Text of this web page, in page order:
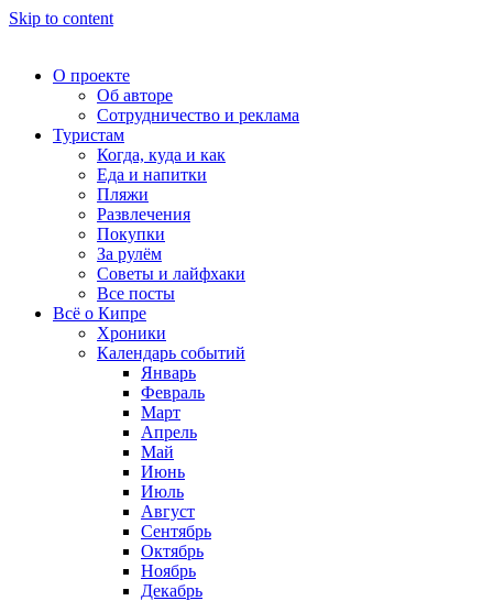
Skip to content
О проекте
Об авторе
Сотрудничество и реклама
Туристам
Когда, куда и как
Еда и напитки
Пляжи
Развлечения
Покупки
За рулём
Советы и лайфхаки
Все посты
Всё о Кипре
Хроники
Календарь событий
Январь
Февраль
Март
Апрель
Май
Июнь
Июль
Август
Сентябрь
Октябрь
Ноябрь
Декабрь